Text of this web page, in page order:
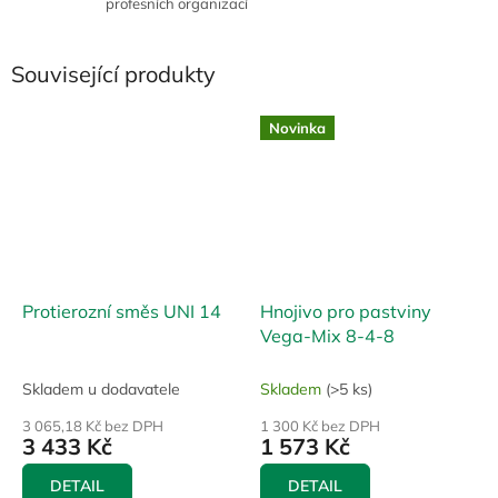
profesních organizací
Související produkty
Protierozní směs UNI 14
Skladem u dodavatele
3 065,18 Kč bez DPH
3 433 Kč
DETAIL
Novinka
Hnojivo pro pastviny
Vega-Mix 8-4-8
Skladem (>5 ks)
1 300 Kč bez DPH
1 573 Kč
DETAIL